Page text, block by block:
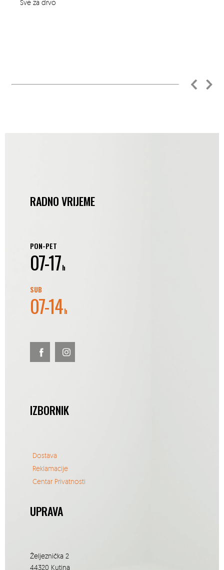
Sve za drvo
RADNO VRIJEME
PON-PET
07-17h
SUB
07-14h
IZBORNIK
Dostava
Reklamacije
Centar Privatnosti
UPRAVA
Željeznička 2
44320 Kutina